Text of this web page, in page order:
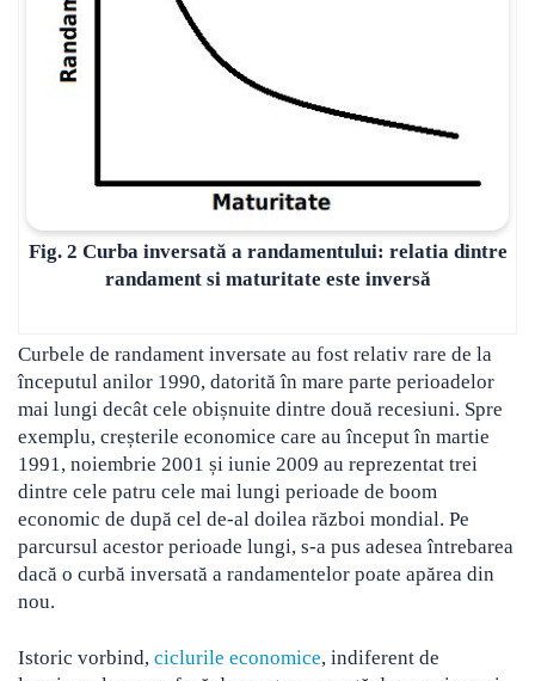
Fig. 2 Curba inversată a randamentului: relatia dintre
randament si maturitate este inversă
Curbele de randament inversate au fost relativ rare de la
începutul anilor 1990, datorită în mare parte perioadelor
mai lungi decât cele obișnuite dintre două recesiuni. Spre
exemplu, creșterile economice care au început în martie
1991, noiembrie 2001 și iunie 2009 au reprezentat trei
dintre cele patru cele mai lungi perioade de boom
economic de după cel de-al doilea război mondial. Pe
parcursul acestor perioade lungi, s-a pus adesea întrebarea
dacă o curbă inversată a randamentelor poate apărea din
nou.
Istoric vorbind, ciclurile economice, indiferent de